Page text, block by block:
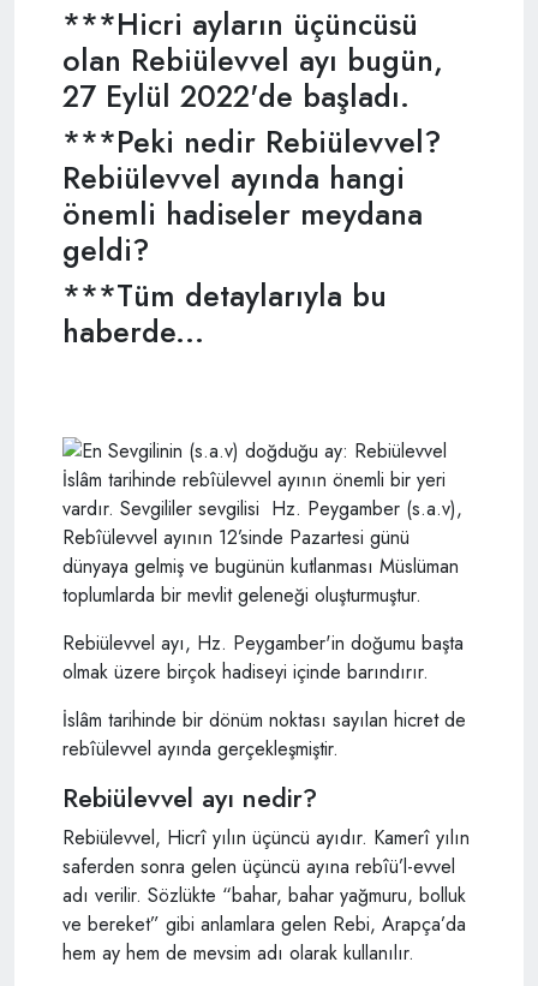
***Hicri ayların üçüncüsü
olan Rebiülevvel ayı bugün,
27 Eylül 2022'de başladı.
***Peki nedir Rebiülevvel?
Rebiülevvel ayında hangi
önemli hadiseler meydana
geldi?
***Tüm detaylarıyla bu
haberde...
İslâm tarihinde rebîülevvel ayının önemli bir yeri
vardır. Sevgililer sevgilisi Hz. Peygamber (s.a.v),
Rebîülevvel ayının 12’sinde Pazartesi günü
dünyaya gelmiş ve bugünün kutlanması Müslüman
toplumlarda bir mevlit geleneği oluşturmuştur.
Rebiülevvel ayı, Hz. Peygamber'in doğumu başta
olmak üzere birçok hadiseyi içinde barındırır.
İslâm tarihinde bir dönüm noktası sayılan hicret de
rebîülevvel ayında gerçekleşmiştir.
Rebiülevvel ayı nedir?
Rebiülevvel, Hicrî yılın üçüncü ayıdır. Kamerî yılın
saferden sonra gelen üçüncü ayına rebîü’l-evvel
adı verilir. Sözlükte “bahar, bahar yağmuru, bolluk
ve bereket” gibi anlamlara gelen Rebi, Arapça’da
hem ay hem de mevsim adı olarak kullanılır.